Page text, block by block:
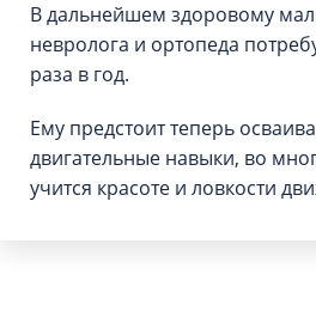
В дальнейшем здоровому
невролога и ортопеда
раза в год.
Ему предстоит теперь
двигательные навыки, во
учится красоте и ловкости